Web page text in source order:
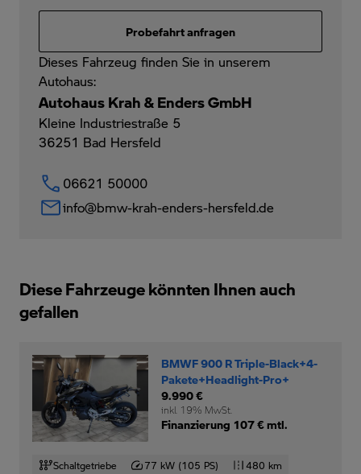
Probefahrt anfragen
Dieses Fahrzeug finden Sie in unserem
Autohaus:
Autohaus Krah & Enders GmbH
Kleine Industriestraße 5
36251 Bad Hersfeld
06621 50000
info@bmw-krah-enders-hersfeld.de
Diese Fahrzeuge könnten Ihnen auch
gefallen
BMWF 900 R Triple-Black+4-
Pakete+Headlight-Pro+
9.990 €
inkl. 19% MwSt.
Finanzierung 107 € mtl.
Schaltgetriebe 77 kW (105 PS)
480 km